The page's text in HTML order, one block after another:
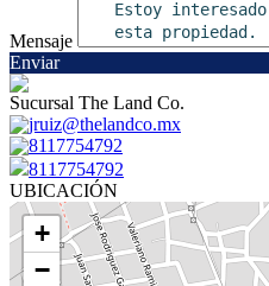
Mensaje
Enviar
Sucursal The Land Co.
jruiz@thelandco.mx
8117754792
8117754792
UBICACIÓN
+
−